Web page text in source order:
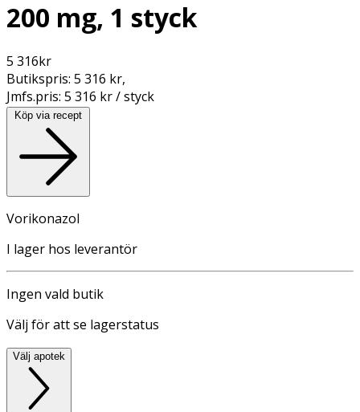
200 mg, 1 styck
5 316kr
Butikspris: 5 316 kr,
Jmfs.pris: 5 316 kr / styck
Köp via recept
Vorikonazol
I lager hos leverantör
Ingen vald butik
Välj för att se lagerstatus
Välj apotek